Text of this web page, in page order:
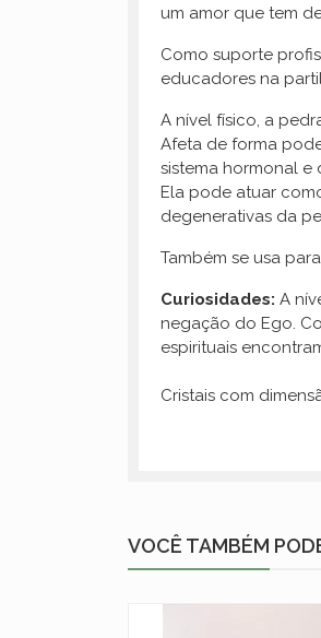
um amor que tem
Como suporte
educadores na
A nível físico, a
Afeta de forma
sistema hormonal e
Ela pode atuar
degenerativas da
Também se usa
Curiosidades: A
negação do Ego.
espirituais
Cristais com
VOCÊ TAMBÉM